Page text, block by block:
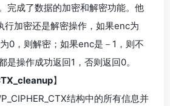
完成了数据的加密和解密功能。他
行加密还是解密操作，如果enc为
0，则解密；如果enc是－1，则不
是操作成功返回1，否则返回0。
】
结构中的所有信息并